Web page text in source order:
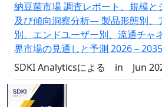
納豆菌市場 調査レポート、規模と
及び傾向洞察分析― 製品形態別、
別、エンドユーザー別、流通チ
界市場の見通しと予測 2026－
SDKI Analyticsによる
in Jun